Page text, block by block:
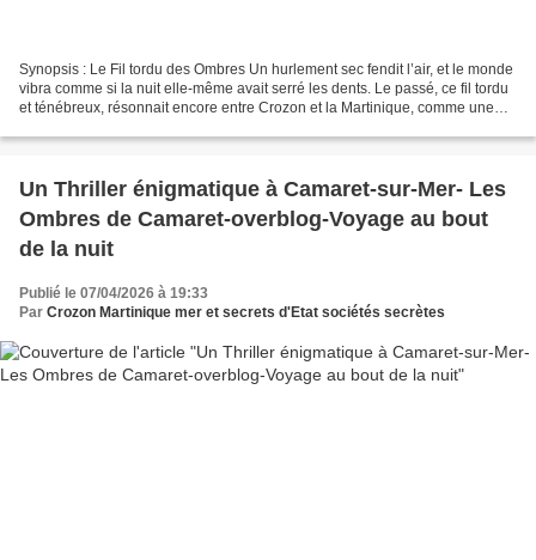
Synopsis : Le Fil tordu des Ombres Un hurlement sec fendit l’air, et le monde
vibra comme si la nuit elle-même avait serré les dents. Le passé, ce fil tordu
et ténébreux, résonnait encore entre Crozon et la Martinique, comme une
Un Thriller énigmatique à Camaret-sur-Mer- Les
Ombres de Camaret-overblog-Voyage au bout
de la nuit
Publié le 07/04/2026 à 19:33
Par Crozon Martinique mer et secrets d'Etat sociétés secrètes